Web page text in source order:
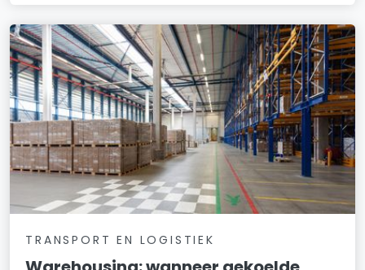
TRANSPORT EN LOGISTIEK